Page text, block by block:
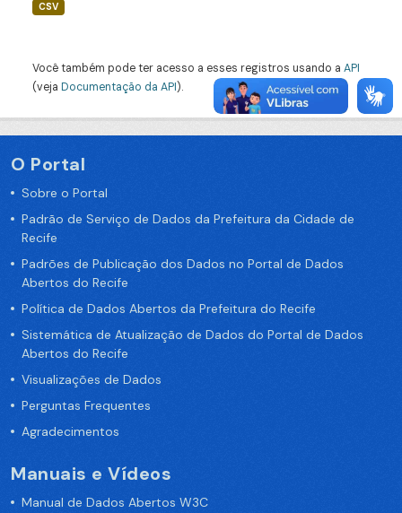
CSV
Você também pode ter acesso a esses registros usando a API
(veja Documentação da API).
O Portal
Sobre o Portal
Padrão de Serviço de Dados da Prefeitura da Cidade de
Recife
Padrões de Publicação dos Dados no Portal de Dados
Abertos do Recife
Política de Dados Abertos da Prefeitura do Recife
Sistemática de Atualização de Dados do Portal de Dados
Abertos do Recife
Visualizações de Dados
Perguntas Frequentes
Agradecimentos
Manuais e Vídeos
Manual de Dados Abertos W3C